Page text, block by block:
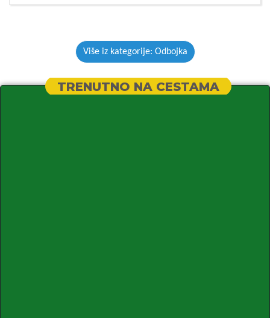
Više iz kategorije: Odbojka
TRENUTNO NA CESTAMA